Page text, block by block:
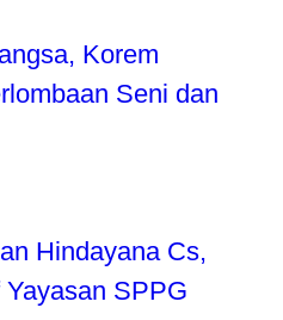
Korem
Seni dan
Hindayana Cs,
SPPG